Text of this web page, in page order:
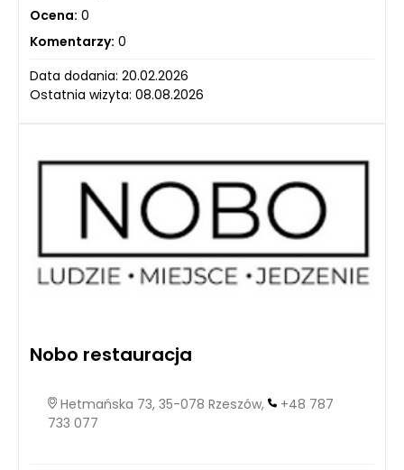
Ocena: 0
Komentarzy: 0
Data dodania: 20.02.2026
Ostatnia wizyta: 08.08.2026
Nobo restauracja
Hetmańska 73, 35-078 Rzeszów,
+48 787
733 077